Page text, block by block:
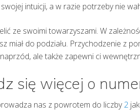
intuicji, a w razie potrzeby nie
ze swoimi towarzyszami. W
miał do podziału. Przychodzenie z
ale także zapewni ci
się więcej o
nas z powrotem do liczby2